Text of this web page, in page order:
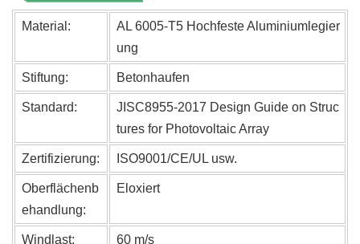
Material: AL 6005-T5 HochfesteAluminiumlegier
ung
Stiftung: Betonhaufen
Standard:
JISC8955-2017 Design Guide on Struc
tures for Photovoltaic Array
Zertifizierung: ISO9001/CE/UL usw.
Oberflächenb
ehandlung:
Eloxiert
Windlast: 60 m/s